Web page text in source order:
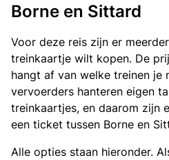
Borne en Sittard
Voor deze reis zijn er
treinkaartje wilt kopen. De
hangt af van welke treinen je
vervoerders hanteren eigen
treinkaartjes, en daarom zijn
een ticket tussen Borne en
Alle opties staan hieronder.